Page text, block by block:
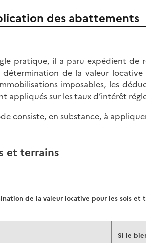
des abattements
pratique, il a paru expédient de
détermination de la valeur
imposables, les
appliqués sur les taux d’intérêt
consiste, en substance, à
et terrains
de la valeur locative pour les sols et
Si le